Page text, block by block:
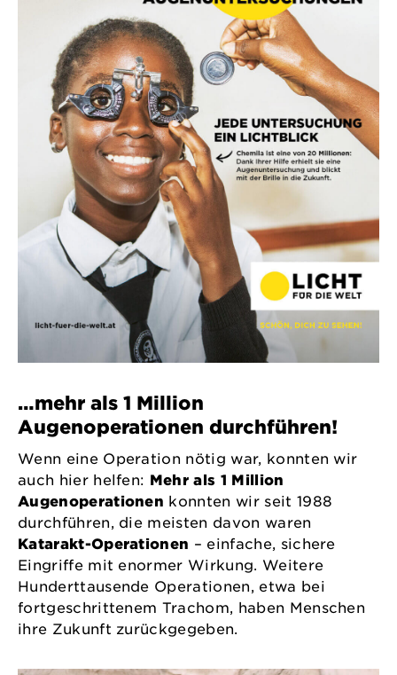
…mehr als 1 Million
Augenoperationen durchführen!
Wenn eine Operation nötig war, konnten wir
auch hier helfen: Mehr als 1 Million
Augenoperationen konnten wir seit 1988
durchführen, die meisten davon waren
Katarakt-Operationen – einfache, sichere
Eingriffe mit enormer Wirkung. Weitere
Hunderttausende Operationen, etwa bei
fortgeschrittenem Trachom, haben Menschen
ihre Zukunft zurückgegeben.